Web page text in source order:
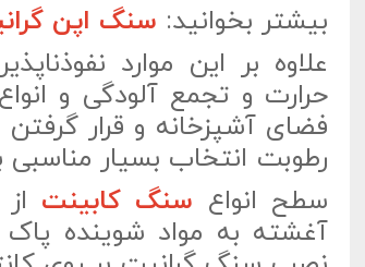
بیشتر بخوانید: سنگ اپن
علاوه بر این موارد
حرارت و تجمع آلودگی و
فضای آشپزخانه و قرار
رطوبت انتخاب بسیار مناسبی
سطح انواع سنگ کابینت
آغشته به مواد شوینده